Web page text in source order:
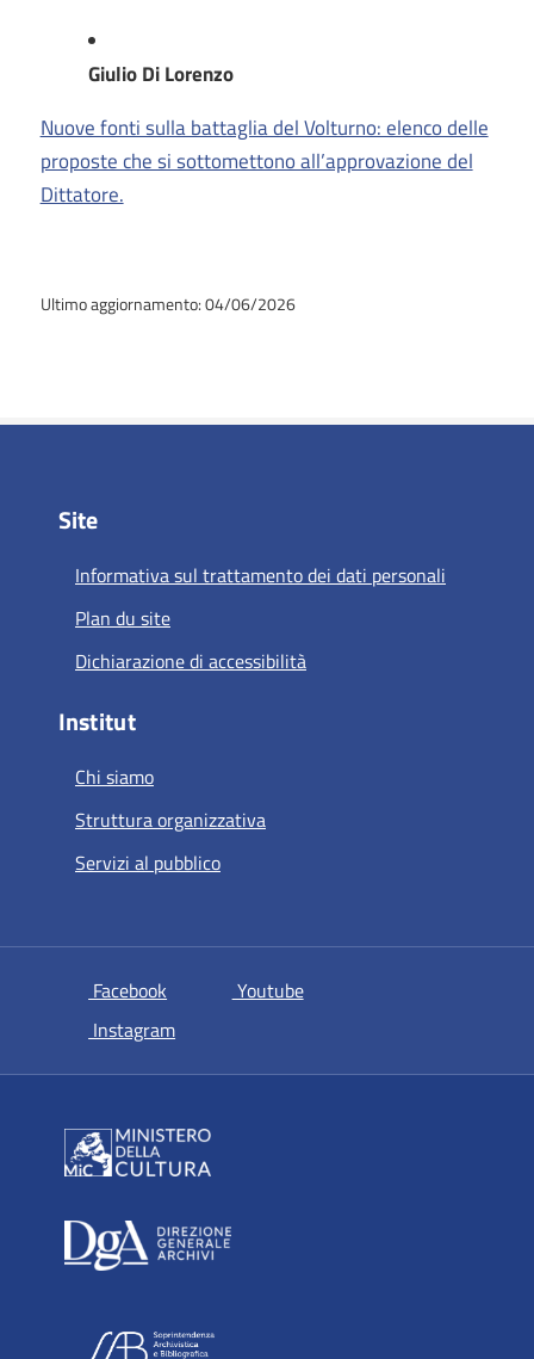
Giulio Di Lorenzo
Nuove fonti sulla battaglia del Volturno: elenco delle
proposte che si sottomettono all’approvazione del
Dittatore.
Ultimo aggiornamento: 04/06/2026
Site
Informativa sul trattamento dei dati personali
Plan du site
Dichiarazione di accessibilità
Institut
Chi siamo
Struttura organizzativa
Servizi al pubblico
Facebook si apre in una nuova scheda
Youtubesi apre in una nuova scheda
Instagramsi apre in una nuova scheda